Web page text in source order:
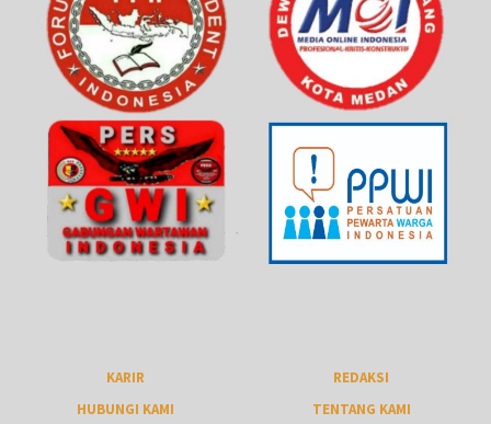
KARIR
REDAKSI
HUBUNGI KAMI
TENTANG KAMI